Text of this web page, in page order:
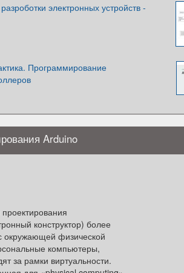
электронных устройств -
Программирование
Arduino
конструктор) более
окружающей физической
компьютеры,
за рамки виртуальности.